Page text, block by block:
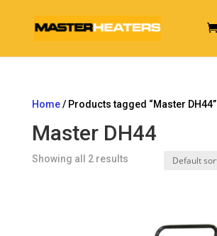
Home/ Products tagged “Master DH44”
Master DH44
Showing all 2 results